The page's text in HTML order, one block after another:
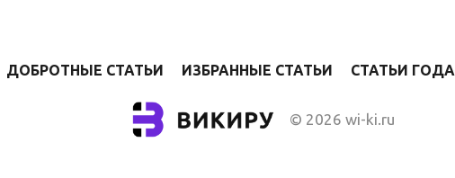
ДОБРОТНЫЕ СТАТЬИ ИЗБРАННЫЕ СТАТЬИ СТАТЬИ ГОДА
© 2026 wi-ki.ru